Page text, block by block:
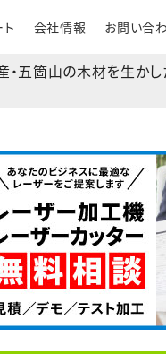
会社情報 お問い合
五箇山の木材を生かし